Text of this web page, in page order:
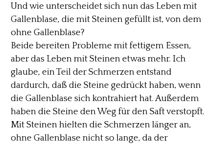
Und wie unterscheidet sich nun das Leben mit
Gallenblase, die mit Steinen gefüllt ist, von dem
ohne Gallenblase?
Beide bereiten Probleme mit fettigem Essen,
aber das Leben mit Steinen etwas mehr. Ich
glaube, ein Teil der Schmerzen entstand
dardurch, daß die Steine gedrückt haben, wenn
die Gallenblase sich kontrahiert hat. Außerdem
haben die Steine den Weg für den Saft verstopft.
Mit Steinen hielten die Schmerzen länger an,
ohne Gallenblase nicht so lange, da der